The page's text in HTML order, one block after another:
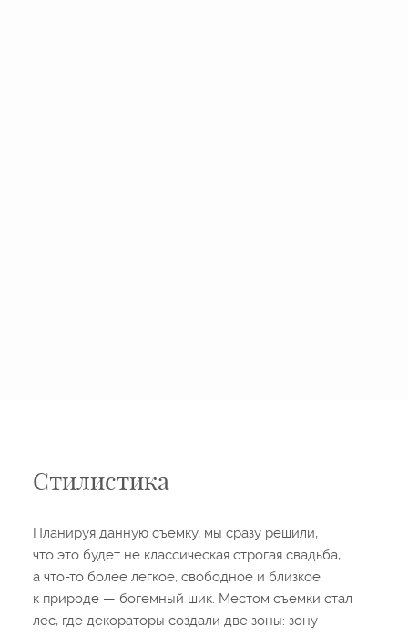
Стилистика
Планируя данную съемку, мы сразу решили,
что это будет не классическая строгая свадьба,
а что-то более легкое, свободное и близкое
к природе — богемный шик. Местом съемки стал
лес, где декораторы создали две зоны: зону